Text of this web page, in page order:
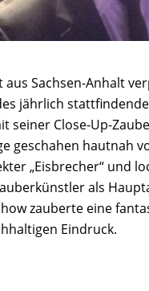
Sachsen-Anhalt
jährlich
seiner Close-Up-
geschahen hautnah
„Eisbrecher“ und
als
zauberte eine
Eindruck.